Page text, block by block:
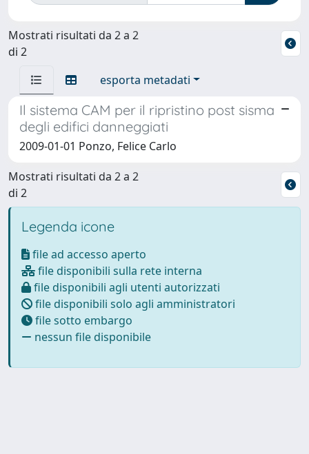
Mostrati risultati da 2 a 2
di 2
esporta metadati
Il sistema CAM per il ripristino post sisma
degli edifici danneggiati
2009-01-01 Ponzo, Felice Carlo
Mostrati risultati da 2 a 2
di 2
Legenda icone
file ad accesso aperto
file disponibili sulla rete interna
file disponibili agli utenti autorizzati
file disponibili solo agli amministratori
file sotto embargo
nessun file disponibile